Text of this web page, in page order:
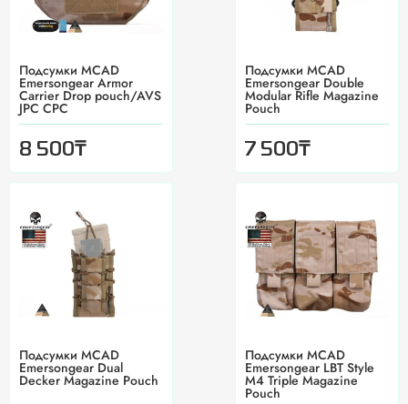
Подсумки MCAD
Emersongear Armor
Carrier Drop pouch/AVS
JPC CPC
8 500₸
Подсумки MCAD
Emersongear Double
Modular Rifle Magazine
Pouch
7 500₸
Подсумки MCAD
Emersongear Dual
Decker Magazine Pouch
Подсумки MCAD
Emersongear LBT Style
M4 Triple Magazine
Pouch